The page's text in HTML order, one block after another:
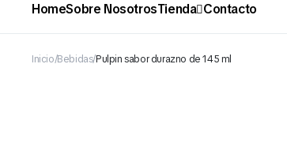
HomeSobre NosotrosTienda
Abarrotes
Contacto
Inicio Bebidas Pulpin sabor durazno de 145 ml